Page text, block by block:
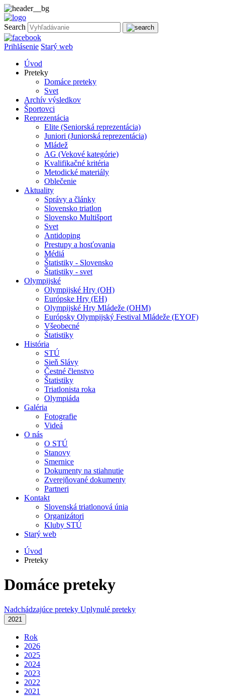
Search
Prihlásenie Starý web
Úvod
Preteky
Domáce preteky
Svet
Archív výsledkov
Športovci
Reprezentácia
Elite (Seniorská reprezentácia)
Juniori (Juniorská reprezentácia)
Mládež
AG (Vekové kategórie)
Kvalifikačné kritéria
Metodické materiály
Oblečenie
Aktuality
Správy a články
Slovensko triatlon
Slovensko Multišport
Svet
Antidoping
Prestupy a hosťovania
Médiá
Štatistiky - Slovensko
Štatistiky - svet
Olympijské
Olympijské Hry (OH)
Európske Hry (EH)
Olympijské Hry Mládeže (OHM)
Európsky Olympijský Festival Mládeže (EYOF)
Všeobecné
Štatistiky
História
STÚ
Sieň Slávy
Čestné členstvo
Štatistiky
Triatlonista roka
Olympiáda
Galéria
Fotografie
Videá
O nás
O STÚ
Stanovy
Smernice
Dokumenty na stiahnutie
Zverejňované dokumenty
Partneri
Kontakt
Slovenská triatlonová únia
Organizátori
Kluby STÚ
Starý web
Úvod
Preteky
Domáce preteky
Nadchádzajúce preteky Uplynulé preteky
2021
Rok
2026
2025
2024
2023
2022
2021